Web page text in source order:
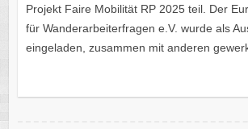
Projekt Faire Mobilität RP 2025 teil. Der
für Wanderarbeiterfragen e.V. wurde als
eingeladen, zusammen mit anderen